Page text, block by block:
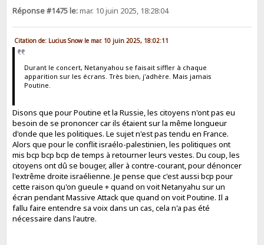
Réponse #1475 le:mar. 10 juin 2025, 18:28:04
Citation de: Lucius Snow le mar. 10 juin 2025, 18:02:11
Durant le concert, Netanyahou se faisait siffler à chaque
apparition sur les écrans. Très bien, j'adhère. Mais jamais
Poutine.
Disons que pour Poutine et la Russie, les citoyens n'ont pas eu
besoin de se prononcer car ils étaient sur la même longueur
d'onde que les politiques. Le sujet n'est pas tendu en France.
Alors que pour le conflit israélo-palestinien, les politiques ont
mis bcp bcp bcp de temps à retourner leurs vestes. Du coup, les
citoyens ont dû se bouger, aller à contre-courant, pour dénoncer
l'extrême droite israélienne. Je pense que c'est aussi bcp pour
cette raison qu'on gueule + quand on voit Netanyahu sur un
écran pendant Massive Attack que quand on voit Poutine. Il a
fallu faire entendre sa voix dans un cas, cela n'a pas été
nécessaire dans l'autre.